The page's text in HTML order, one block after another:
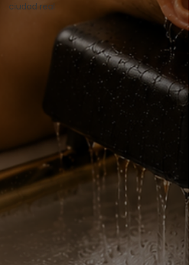
ciudad real